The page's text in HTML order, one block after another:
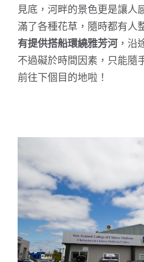
見底，河畔的景色更是讓人
滿了各種花草，隨時都有人
有提供搭船環繞雅芳河 ，沿
不過礙於時間因素，只能隨
前往下個目的地啦！